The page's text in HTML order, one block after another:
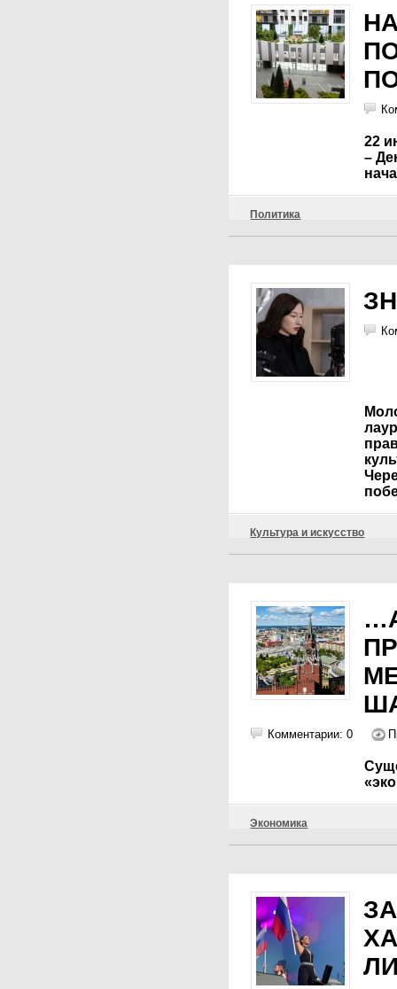
22
–
Политика
Культура и искусство
Комментарии: 0
Экономика